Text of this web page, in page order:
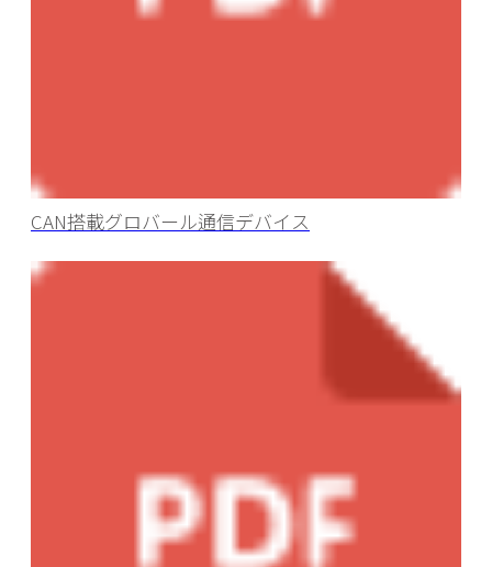
CAN搭載グロバール通信デバイス